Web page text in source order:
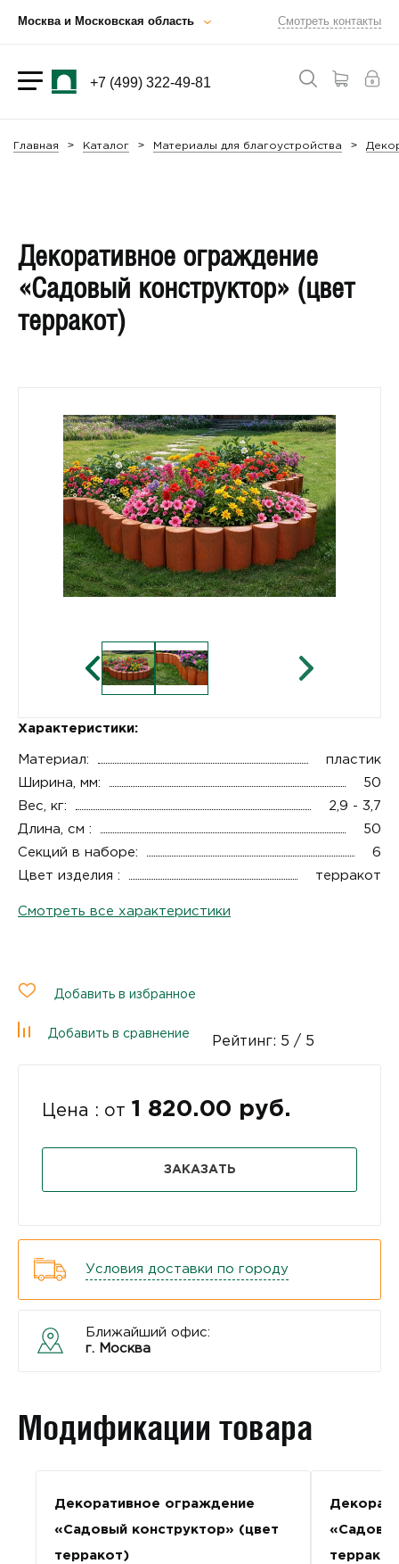
Москва и Московская область Смотреть контакты
+7 (499) 322-49-81
Главная Каталог Материалы для благоустройства
Декоративное ограждение
«Садовый конструктор» (цвет
терракот)
Характеристики:
Материал:
пластик
Ширина, мм:
50
Вес, кг:
2,9 - 3,7
Длина, см :
50
Секций в наборе:
6
Цвет изделия :
терракот
Смотреть все характеристики
Добавить в избранное
Добавить в сравнение
Рейтинг: 5 / 5
Цена : от 1 820.00 руб.
ЗАКАЗАТЬ
Условия доставки по городу
Ближайший офис:
г. Москва
Модификации товара
Декоративное ограждение
«Садовый конструктор» (цвет
терракот)